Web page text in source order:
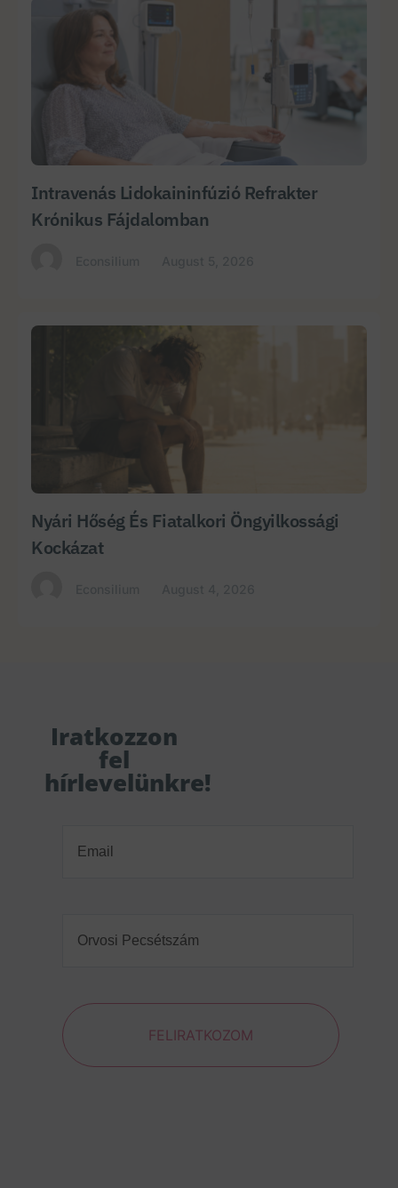
Intravenás Lidokaininfúzió Refrakter
Krónikus Fájdalomban
Nyári Hőség És Fiatalkori Öngyilkossági
Kockázat
Iratkozzon
fel
hírlevelünkre!
Pecsétszám(Required)
FELIRATKOZOM